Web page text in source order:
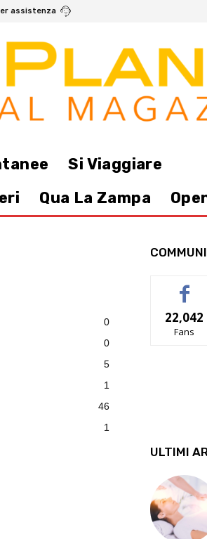
assistenza
Si Viaggiare
Qua La Zampa
0
0
5
1
46
1
22,042
Fans
ULTIMI